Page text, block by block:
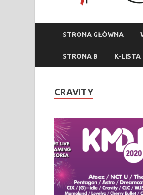
STRONA GŁÓWNA
STRONA B K-LISTA
CRAVITY